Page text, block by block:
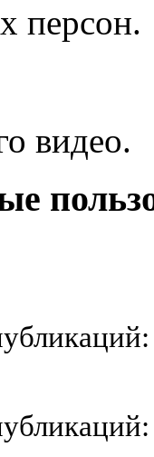
персон.
видео.